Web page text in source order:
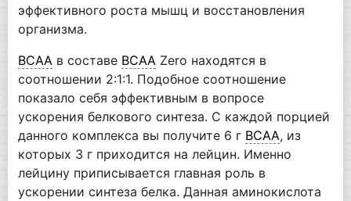
эффективного роста мышц и восстановления
организма.
BCAA в составе BCAA Zero находятся в
соотношении 2:1:1. Подобное соотношение
показало себя эффективным в вопросе
ускорения белкового синтеза. С каждой порцией
данного комплекса вы получите 6 г BCAA, из
которых 3 г приходится на лейцин. Именно
лейцину приписывается главная роль в
ускорении синтеза белка. Данная аминокислота